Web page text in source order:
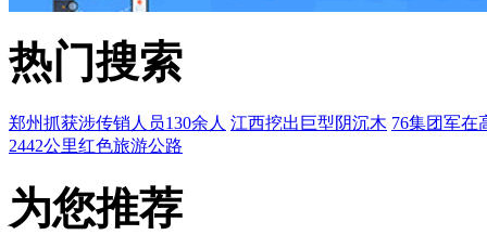
热门搜索
郑州抓获涉传销人员130余人 江西挖出巨型阴沉木 76集团军在
2442公里红色旅游公路
为您推荐